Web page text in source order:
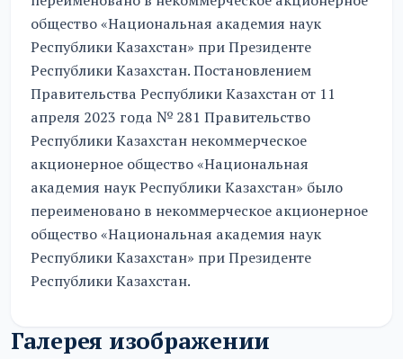
общество «Национальная академия наук
Республики Казахстан» при Президенте
Республики Казахстан. Постановлением
Правительства Республики Казахстан от 11
апреля 2023 года № 281 Правительство
Республики Казахстан некоммерческое
акционерное общество «Национальная
академия наук Республики Казахстан» было
переименовано в некоммерческое акционерное
общество «Национальная академия наук
Республики Казахстан» при Президенте
Республики Казахстан.
Галерея изображении